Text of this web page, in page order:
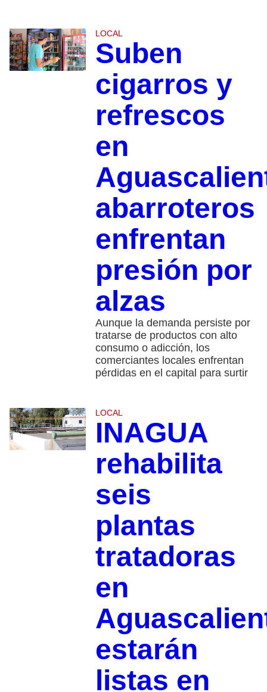
LOCAL
Suben
cigarros y
refrescos
en
abarroteros
enfrentan
presión por
alzas
Aunque la demanda persiste por
tratarse de productos con alto
consumo o adicción, los
comerciantes locales enfrentan
pérdidas en el capital para surtir
LOCAL
INAGUA
rehabilita
seis
plantas
tratadoras
en
estarán
listas en